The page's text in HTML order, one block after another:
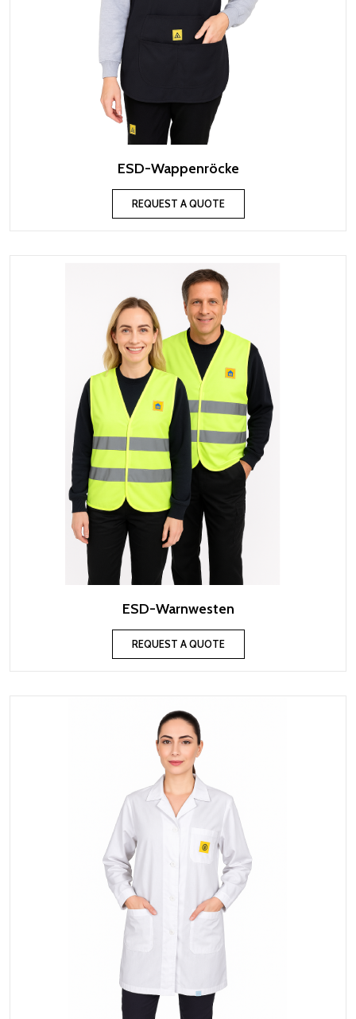
ESD-Wappenröcke
REQUEST A QUOTE
ESD-Warnwesten
REQUEST A QUOTE